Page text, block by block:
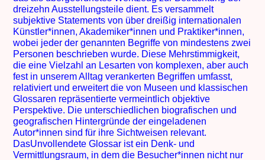
dreizehn Ausstellungsteile dient. Es versammelt
subjektive Statements von über dreißig internationalen
Künstler*innen, Akademiker*innen und Praktiker*innen,
wobei jeder der genannten Begriffe von mindestens zwei
Personen beschrieben wurde. Diese Mehrstimmigkeit,
die eine Vielzahl an Lesarten von komplexen, aber auch
fest in unserem Alltag verankerten Begriffen umfasst,
relativiert und erweitert die von Museen und klassischen
Glossaren repräsentierte vermeintlich objektive
Perspektive. Die unterschiedlichen biografischen und
geografischen Hintergründe der eingeladenen
Autor*innen sind für ihre Sichtweisen relevant.
DasUnvollendete Glossar ist ein Denk- und
Vermittlungsraum, in dem die Besucher*innen nicht nur